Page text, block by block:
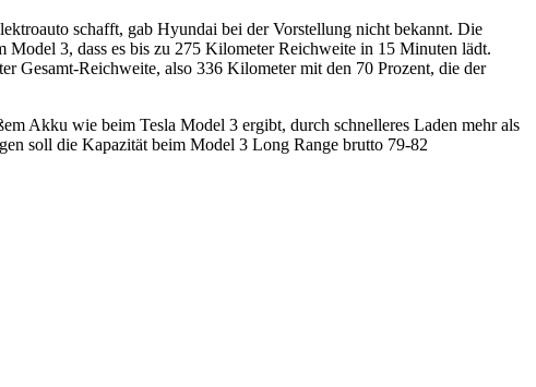
schafft, gab Hyundai bei der Vorstellung nicht bekannt. Die
Model 3, dass es bis zu 275 Kilometer Reichweite in 15 Minuten lädt.
Gesamt-Reichweite, also 336 Kilometer mit den 70 Prozent, die der
Akku wie beim Tesla Model 3 ergibt, durch schnelleres Laden mehr als
soll die Kapazität beim Model 3 Long Range brutto 79-82